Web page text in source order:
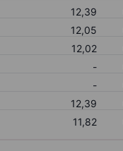
12,39
12,05
12,02
-
-
12,39
11,82